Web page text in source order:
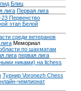
Блиц
лига Первая лига
23 Первенство
этап Белой
среди ветеранов
Мемориал
по шахматам
лига первая лига
никами) на lichess
Турнир Voronezh Chess
чемпионат